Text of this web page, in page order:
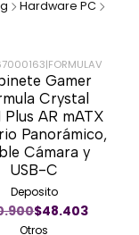
Hardware PC
|FORMULAV
Gamer
Crystal
Plus AR mATX
Panorámico,
Cámara y
USB-C
Deposito
$48.403
Otros